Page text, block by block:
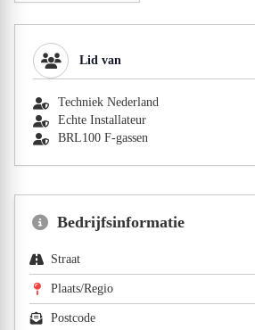
Lid van
Techniek Nederland
Echte Installateur
BRL100 F-gassen
Bedrijfsinformatie
Straat
Plaats/Regio
Postcode